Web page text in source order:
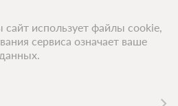
использует файлы cookie,
сервиса означает ваше